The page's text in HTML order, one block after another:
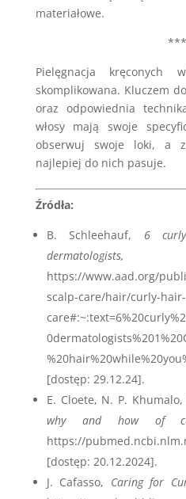
materiałowe.
***
Pielęgnacja kręconych
skomplikowana. Kluczem
oraz odpowiednia
włosy mają swoje
obserwuj swoje loki, a
najlepiej do nich pasuje.
Źródła:
B. Schleehauf, 6
dermatologists,
https://www.aad.org/
scalp-care/hair/curly-hair-
[dostęp: 29.12.24].
E. Cloete, N. P.
why and how of
https://
[dostęp: 20.12.2024].
J. Cafasso, Caring for